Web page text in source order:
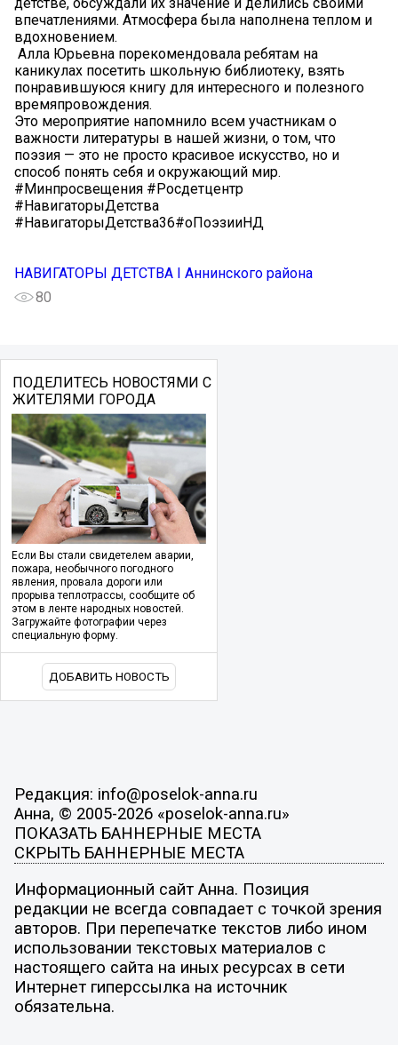
впечатлениями. Атмосфера была наполнена теплом и
вдохновением.
️ Алла Юрьевна порекомендовала ребятам на
каникулах посетить школьную библиотеку, взять
понравившуюся книгу для интересного и полезного
времяпровождения.
Это мероприятие напомнило всем участникам о
важности литературы в нашей жизни, о том, что
поэзия — это не просто красивое искусство, но и
способ понять себя и окружающий мир.
#Минпросвещения #Росдетцентр
#НавигаторыДетства
#НавигаторыДетства36#оПоэзииНД
НАВИГАТОРЫ ДЕТСТВА I Аннинского района
80
ПОДЕЛИТЕСЬ НОВОСТЯМИ С
ЖИТЕЛЯМИ ГОРОДА
Если Вы стали свидетелем аварии,
пожара, необычного погодного
явления, провала дороги или
прорыва теплотрассы, сообщите об
этом в ленте народных новостей.
Загружайте фотографии через
специальную форму.
ДОБАВИТЬ НОВОСТЬ
Редакция: info@poselok-anna.ru
Анна, © 2005-2026 «poselok-anna.ru»
ПОКАЗАТЬ БАННЕРНЫЕ МЕСТА
СКРЫТЬ БАННЕРНЫЕ МЕСТА
Информационный сайт Анна. Позиция
редакции не всегда совпадает с точкой зрения
авторов. При перепечатке текстов либо ином
использовании текстовых материалов с
настоящего сайта на иных ресурсах в сети
Интернет гиперссылка на источник
обязательна.